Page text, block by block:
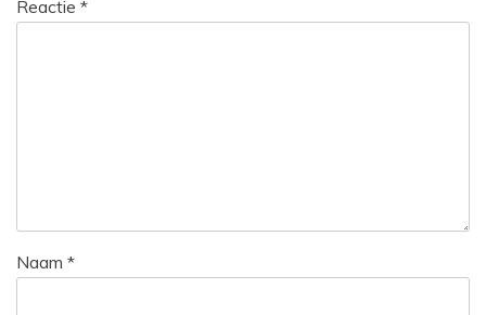
Reactie *
Naam *